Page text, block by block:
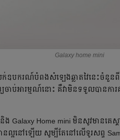
Galaxy home mini
ឧបករណ៍បំពងសំឡេងឆ្លាតវៃនេះចំនួន
ចាប់អារម្មណ៍នោះ គឺវាមិនទទួលបានក
ង Galaxy Home mini មិនសូវមានគ
នល្អនៅឡើយ សូម្បីតែនៅលើទូរសព្ទ